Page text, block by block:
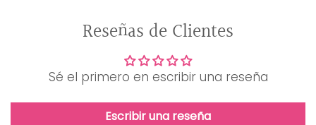
Reseñas de Clientes
Sé el primero en escribir una reseña
Escribir una reseña